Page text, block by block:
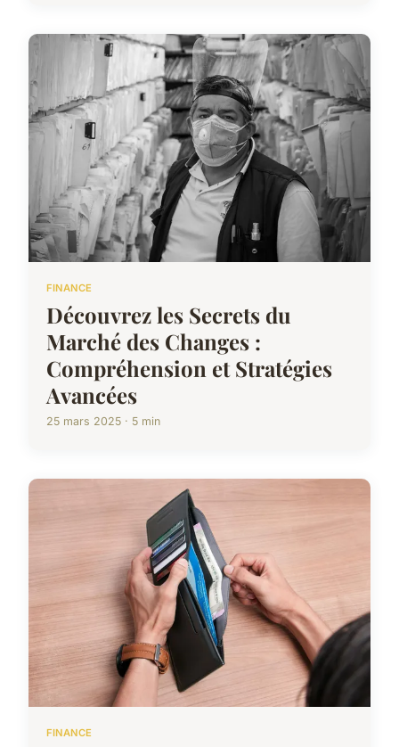
FINANCE
Découvrez les Secrets du
Marché des Changes :
Compréhension et Stratégies
Avancées
25 mars 2025 · 5 min
FINANCE